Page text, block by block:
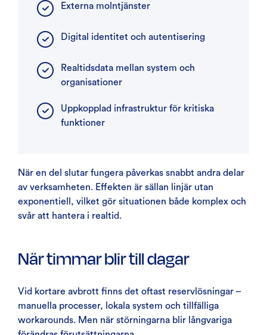
Externa molntjänster
Digital identitet och autentisering
Realtidsdata mellan system och
organisationer
Uppkopplad infrastruktur för kritiska
funktioner
När en del slutar fungera påverkas snabbt andra delar
av verksamheten. Effekten är sällan linjär utan
exponentiell, vilket gör situationen både komplex och
svår att hantera i realtid.
När timmar blir till dagar
Vid kortare avbrott finns det oftast reservlösningar –
manuella processer, lokala system och tillfälliga
workarounds. Men när störningarna blir långvariga